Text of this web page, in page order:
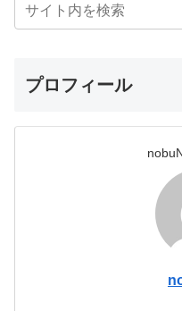
プロフィール